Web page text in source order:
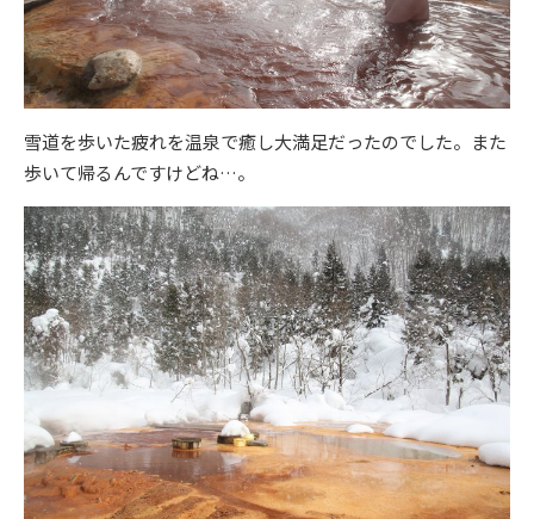
雪道を歩いた疲れを温泉で癒し大満足だったのでした。また
歩いて帰るんですけどね…。